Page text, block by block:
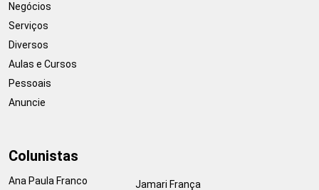
Negócios
Serviços
Diversos
Aulas e Cursos
Pessoais
Anuncie
Colunistas
Ana Paula Franco
Jamari França